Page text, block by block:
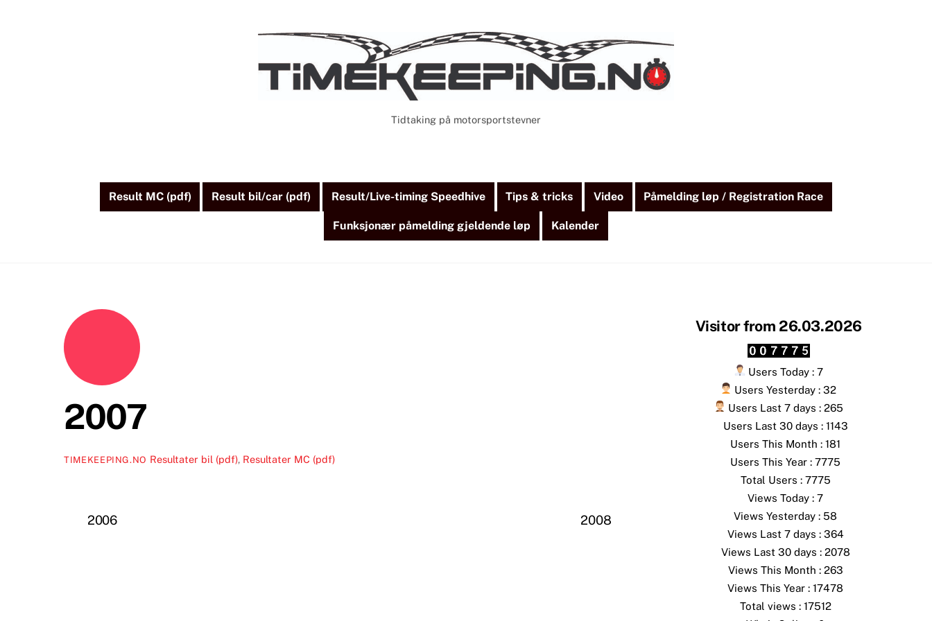
Tidtaking på motorsportstevner
Result MC (pdf) Result bil/car (pdf) Result/Live-timing Speedhive Tips & tricks Video Påmelding løp / Registration Race
Funksjonær påmelding gjeldende løp Kalender
2007
TIMEKEEPING.NO Resultater bil (pdf), Resultater MC (pdf)
2006 2008
Visitor from 26.03.2026
Users Today : 7
Users Yesterday : 32
Users Last 7 days : 265
Users Last 30 days : 1143
Users This Month : 181
Users This Year : 7775
Total Users : 7775
Views Today : 7
Views Yesterday : 58
Views Last 7 days : 364
Views Last 30 days : 2078
Views This Month : 263
Views This Year : 17478
Total views : 17512